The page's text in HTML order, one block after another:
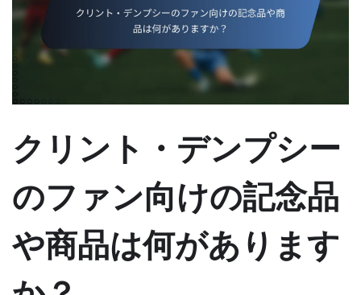
クリント・デンプシー
のファン向けの記念品
や商品は何があります